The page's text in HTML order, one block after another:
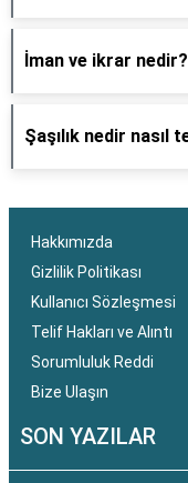
İman ve ikrar nedir?
Şaşılık nedir nasıl
Hakkımızda
Gizlilik Politikası
Kullanıcı Sözleşmesi
Telif Hakları ve Alıntı
Sorumluluk Reddi
Bize Ulaşın
SON YAZILAR